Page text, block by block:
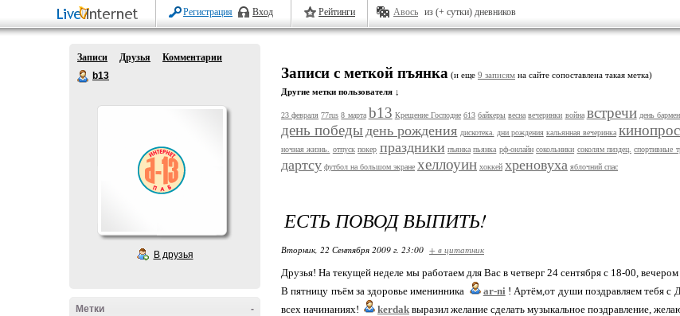
Регистрация Вход Рейтинги Авось из (+ сутки) дневников
Записи Друзья
Комментарии
b13
В друзья
-
Метки
Записи с меткой пъянка (и еще 9 записям на сайте сопоставлена такая метка)
Другие метки пользователя ↓
23 февраля 77rus 8 марта b13 Крещение Господне б13 байкеры весна вечеринки война встречи день
день победы день рождения дискотека. дни рождения кальянная вечеринка
ночная жизнь.
отпуск покер праздники пъянка пьянка рф-онлайн сокольники соколям пиздец. спортивные
дартсу футбол на большом экране хеллоуин хоккей хреновуха яблочний спас
ЕСТЬ ПОВОД ВЫПИТЬ!
Вторник, 22 Сентября 2009 г. 23:00 + в цитатник
Друзья! На текущей неделе мы работаем для Вас в четверг 24 сентября с 18-00,
В пятницу пъём за здоровье именинника
ar-ni! Артём,от души поздравляем тебя с
всех начинаниях!
kerdak выразил желание сделать музыкальное поздравление,